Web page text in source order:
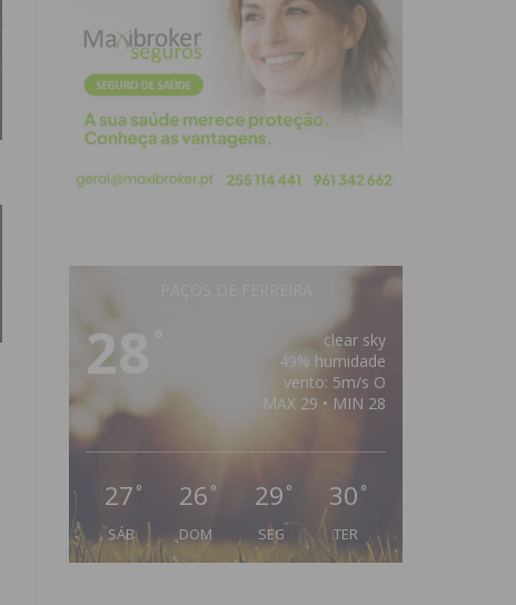
28
clear sky
49% humidade
vento: 5m/s O
MAX 29 • MIN 28
27 °
SÁB
26 °
DOM
29 °
SEG
30 °
TER